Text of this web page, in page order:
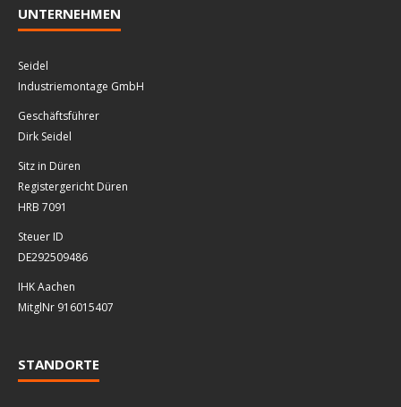
UNTERNEHMEN
Seidel
Industriemontage GmbH
Geschäftsführer
Dirk Seidel
Sitz in Düren
Registergericht Düren
HRB 7091
Steuer ID
DE292509486
IHK Aachen
MitglNr 916015407
STANDORTE